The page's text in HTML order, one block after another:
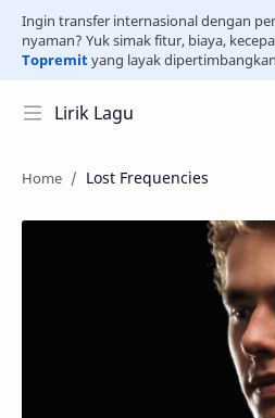
Ingin transfer internasional dengan
nyaman? Yuk simak fitur, biaya,
Topremityang layak
Lirik Lagu
Lost Frequencies